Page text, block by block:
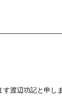
渡辺功記と申し